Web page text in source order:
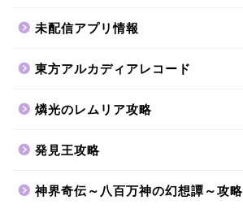
未配信アプリ情報
東方アルカディアレコード
燐光のレムリア攻略
発見王攻略
神界奇伝～八百万神の幻想譚～攻略